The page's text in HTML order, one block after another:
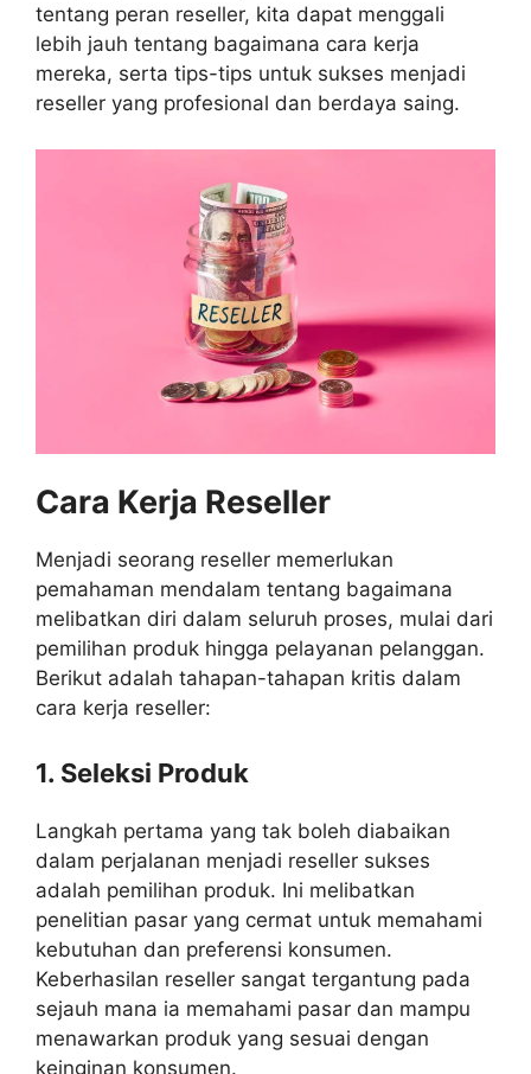
tentang peran reseller, kita dapat menggali
lebih jauh tentang bagaimana cara kerja
mereka, serta tips-tips untuk sukses menjadi
reseller yang profesional dan berdaya saing.
Cara Kerja Reseller
Menjadi seorang reseller memerlukan
pemahaman mendalam tentang bagaimana
melibatkan diri dalam seluruh proses, mulai dari
pemilihan produk hingga pelayanan pelanggan.
Berikut adalah tahapan-tahapan kritis dalam
cara kerja reseller:
1. Seleksi Produk
Langkah pertama yang tak boleh diabaikan
dalam perjalanan menjadi reseller sukses
adalah pemilihan produk. Ini melibatkan
penelitian pasar yang cermat untuk memahami
kebutuhan dan preferensi konsumen.
Keberhasilan reseller sangat tergantung pada
sejauh mana ia memahami pasar dan mampu
menawarkan produk yang sesuai dengan
keinginan konsumen.